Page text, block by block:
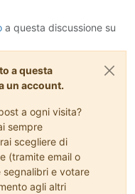
a questa discussione su
a questa
un account.
a ogni visita?
sempre
scegliere di
(tramite email o
segnalibri e votare
agli altri